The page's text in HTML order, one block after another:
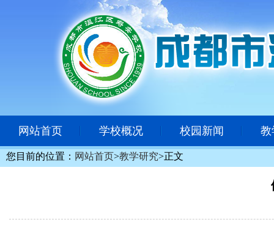
网站首页 学校概况 校园新闻 教
您目前的位置： 网站首页>教学研究>正文